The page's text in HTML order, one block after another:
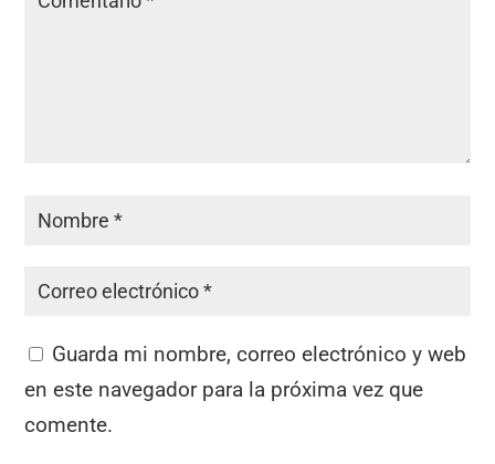
Guarda mi nombre, correo electrónico y web
en este navegador para la próxima vez que
comente.